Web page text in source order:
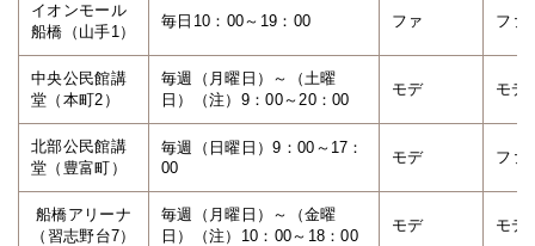
イオンモール
船橋（山手1）
毎日10：00～19：00 ファ ファ
中央公民館講
堂（本町2）
毎週（月曜日）～（土曜
日）（注）9：00～20：00
モデ モデ
北部公民館講
堂（豊富町）
毎週（日曜日）9：00～17：
00
モデ ファ
船橋アリーナ
（習志野台7）
毎週（月曜日）～（金曜
日）（注）10：00～18：00
モデ モデ